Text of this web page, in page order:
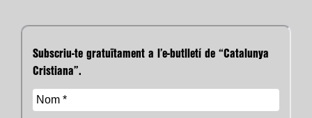
Subscriu-te gratuïtament a l’e-butlletí de “Catalunya
Cristiana”.